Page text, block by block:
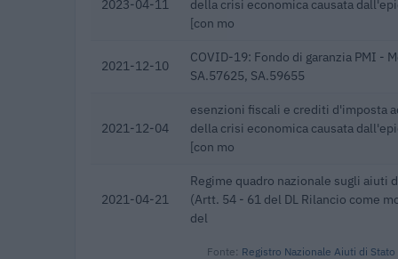
2023-04-11
della crisi economica causata
[con mo
2021-12-10
COVID-19: Fondo di garanzia PMI -
SA.57625, SA.59655
2021-12-04
esenzioni fiscali e crediti d'imposta
della crisi economica causata
[con mo
2021-04-21
Regime quadro nazionale sugli aiuti
(Artt. 54 - 61 del DL Rilancio come
del
Fonte: Registro Nazionale Aiuti di Stato